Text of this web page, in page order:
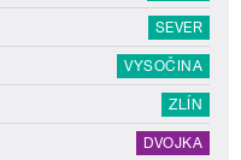
SEVER
VYSOČINA
ZLÍN
DVOJKA